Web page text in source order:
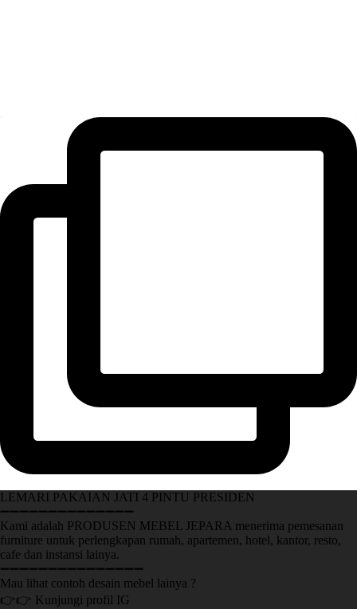
LEMARI PAKAIAN JATI 4 PINTU PRESIDEN
➖➖➖➖➖➖➖➖➖➖➖➖➖➖
Kami adalah PRODUSEN MEBEL JEPARA menerima pemesanan
furniture untuk perlengkapan rumah, apartemen, hotel, kantor, resto,
cafe dan instansi lainya.
➖➖➖➖➖➖➖➖➖➖➖➖➖➖➖
Mau lihat contoh desain mebel lainya ?
👉👉 Kunjungi profil IG